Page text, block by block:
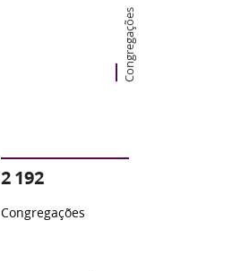
Congregações
2 192
Congregações